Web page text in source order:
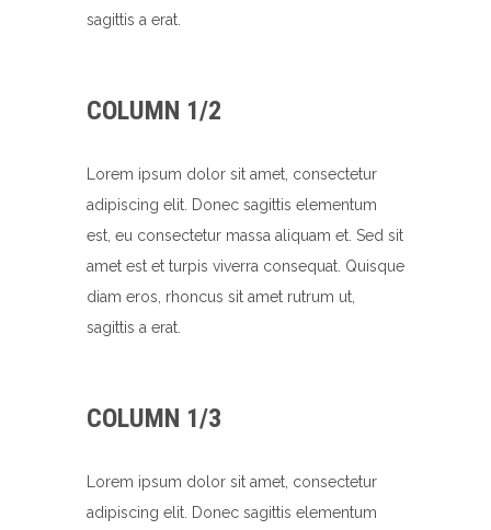
sagittis a erat.
COLUMN 1/2
Lorem ipsum dolor sit amet, consectetur
adipiscing elit. Donec sagittis elementum
est, eu consectetur massa aliquam et. Sed sit
amet est et turpis viverra consequat. Quisque
diam eros, rhoncus sit amet rutrum ut,
sagittis a erat.
COLUMN 1/3
Lorem ipsum dolor sit amet, consectetur
adipiscing elit. Donec sagittis elementum